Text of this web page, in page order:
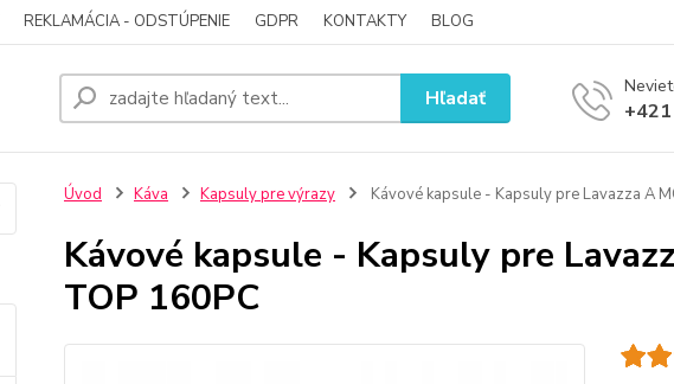
REKLAMÁCIA - ODSTÚPENIE GDPR KONTAKTY BLOG
Hľadať
Úvod Káva Kapsuly pre výrazy Kávové kapsule - Kapsuly pre Lavazza A
Kávové kapsule - Kapsuly pre
TOP 160PC